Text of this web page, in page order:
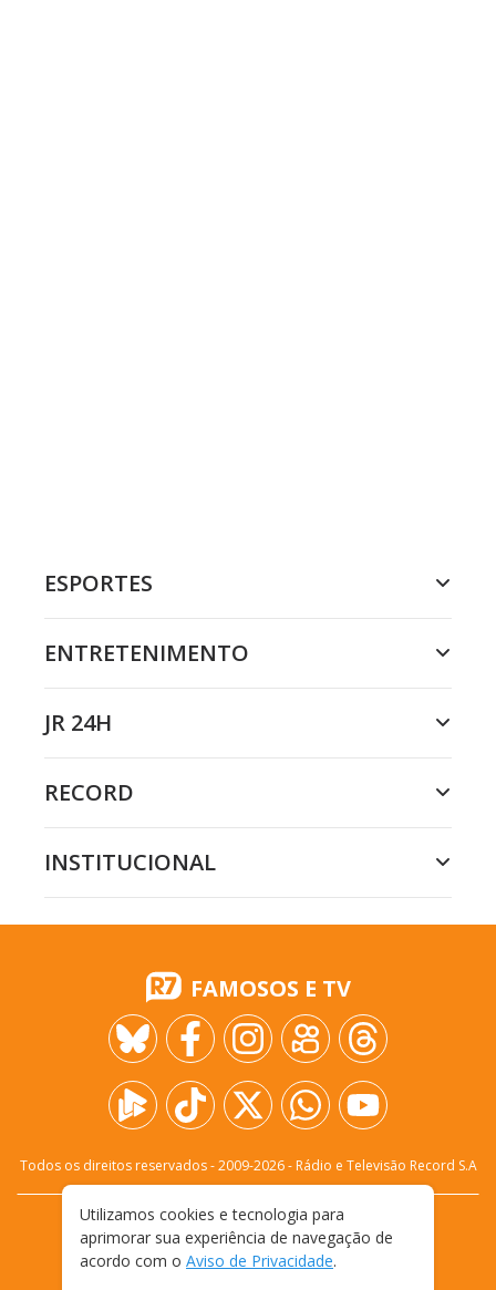
ESPORTES
ENTRETENIMENTO
JR 24H
RECORD
INSTITUCIONAL
FAMOSOS E TV
Todos os direitos reservados - 2009-2026- Rádio e Televisão Record S.A
FALE CONOSCO
PRIVACIDADE
TERMOS E CONDIÇÕES DE USO
Utilizamos cookies e tecnologia para
aprimorar sua experiência de navegação de
acordo com o Aviso de Privacidade.